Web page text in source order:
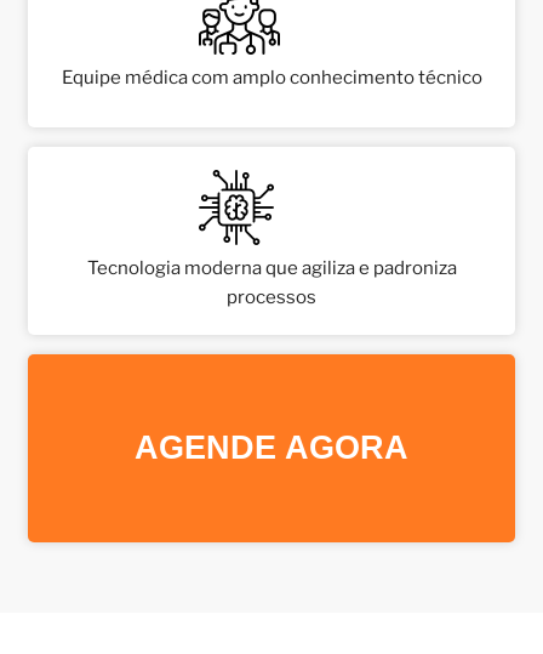
Equipe médica com amplo conhecimento técnico
Tecnologia moderna que agiliza e padroniza
processos
AGENDE AGORA